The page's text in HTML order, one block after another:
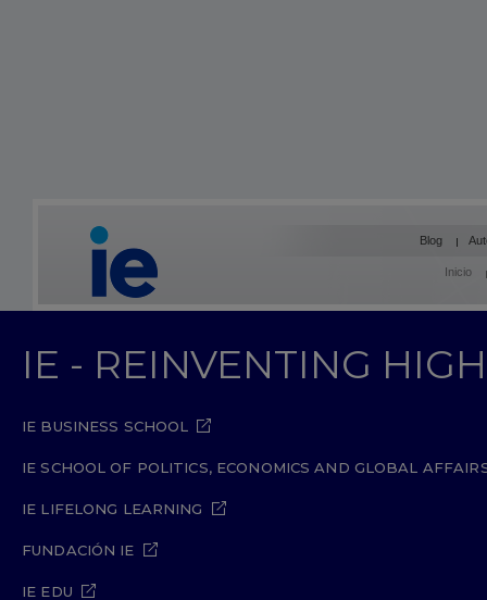
Blog
Inicio
IE - REINVENTING
IE BUSINESS SCHOOL
IE SCHOOL OF POLITICS, ECONOMICS AND GLOBAL
IE LIFELONG LEARNING
FUNDACIÓN IE
IE EDU